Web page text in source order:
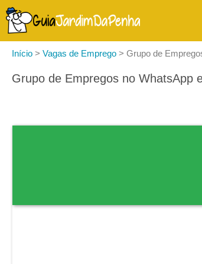
Início > Vagas de Emprego > Grupo de
Grupo de Empregos no WhatsApp